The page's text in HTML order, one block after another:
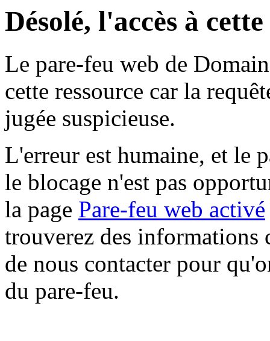
Désolé, l'accès à
Le pare-feu web de
cette ressource car la
jugée suspicieuse.
L'erreur est humaine, et le
le blocage n'est pas
la page Pare-feu web activé
trouverez des informations
de nous contacter pour
du pare-feu.